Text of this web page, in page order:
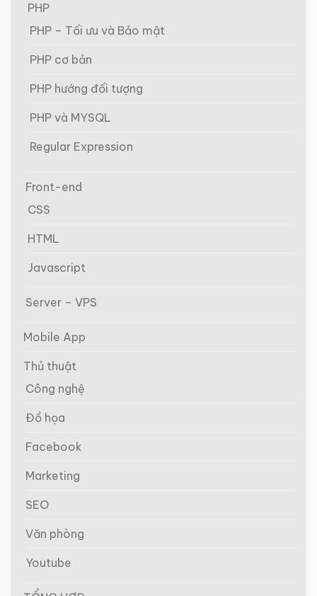
PHP
PHP – Tối ưu và Bảo mật
PHP cơ bản
PHP hướng đối tượng
PHP và MYSQL
Regular Expression
Front-end
CSS
HTML
Javascript
Server – VPS
Mobile App
Thủ thuật
Công nghệ
Đồ họa
Facebook
Marketing
SEO
Văn phòng
Youtube